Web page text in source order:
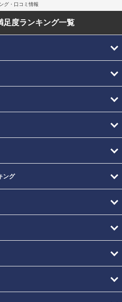
グ・口コミ情報
足度ランキング一覧
ング